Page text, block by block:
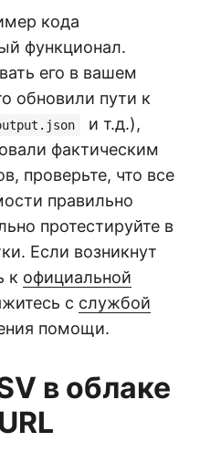
кода
функционал.
его в вашем
обновили пути к
и т.д.),
фактическим
проверьте, что все
правильно
протестируйте в
Если возникнут
к официальной
с службой
помощи.
в облаке